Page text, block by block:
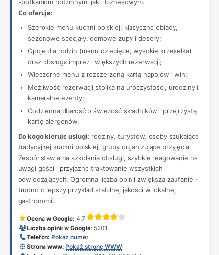
spotkaniom rodzinnym, jak i biznesowym.
Co oferuje:
Szerokie menu kuchni polskiej: klasyczne obiady,
sezonowe specjały, domowe zupy i desery;
Opcje dla rodzin (menu dziecięce, wysokie krzesełka)
oraz obsługa imprez i większych rezerwacji;
Wieczorne menu z rozszerzoną kartą napojów i win;
Możliwość rezerwacji stolika na uroczystości, urodziny i
kameralne eventy;
Codzienna dbałość o świeżość składników i przejrzystą
kartę alergenów.
Do kogo kieruje usługi: rodziny, turystów, osoby szukające
tradycyjnej kuchni polskiej, grupy organizujące przyjęcia.
Zespół stawia na szkolenia obsługi, szybkie reagowanie na
uwagi gości i przyjazne traktowanie wszystkich
odwiedzających. Ogromna liczba opinii zwiększa zaufanie -
trudno o lepszy przykład stabilnej jakości w lokalnej
gastronomii.
Ocena w Google: 4.7
Liczba opinii w Google: 5201
Telefon: Pokaż numer
Strona www: Pokaż stronę WWW